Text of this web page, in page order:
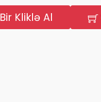
Bir Kliklə Al